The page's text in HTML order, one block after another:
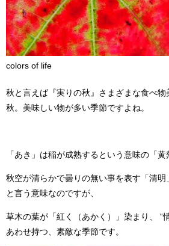
colors of life
秋と言えば『実りの秋』さまざまな食べ
秋。美味しい物が多い季節ですよね。
「あき」は稲が成熟するという意味の「黄
秋空が清らかで曇りの無い事を表す「清
と言う意味なのですが、
草木の葉が「紅く（あかく）」染まり、 “
あわせ持つ、素敵な季節です。